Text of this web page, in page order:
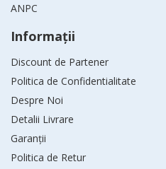
ANPC
Informaţii
Discount de Partener
Politica de Confidentialitate
Despre Noi
Detalii Livrare
Garanții
Politica de Retur